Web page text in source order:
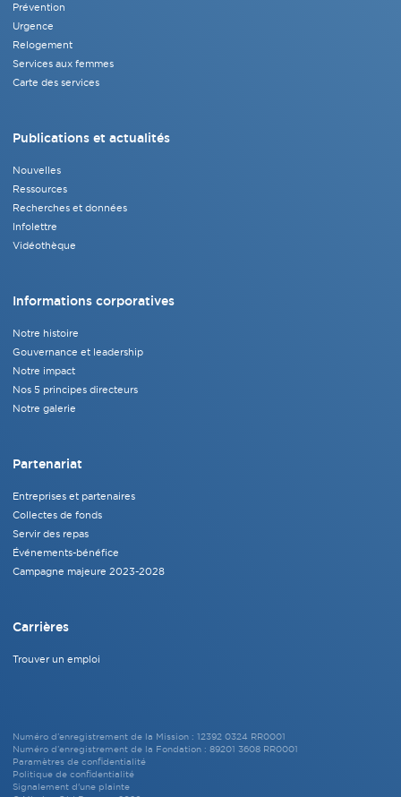
Prévention
Urgence
Relogement
Services aux femmes
Carte des services
Publications et actualités
Nouvelles
Ressources
Recherches et données
Infolettre
Vidéothèque
Informations corporatives
Notre histoire
Gouvernance et leadership
Notre impact
Nos 5 principes directeurs
Notre galerie
Partenariat
Entreprises et partenaires
Collectes de fonds
Servir des repas
Événements-bénéfice
Campagne majeure 2023-2028
Carrières
Trouver un emploi
Numéro d’enregistrement de la Mission : 12392 0324 RR0001
Numéro d’enregistrement de la Fondation : 89201 3608 RR0001
Paramètres de confidentialité
Politique de confidentialité
Signalement d'une plainte